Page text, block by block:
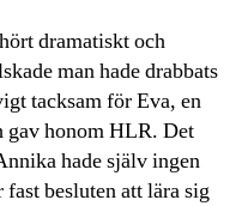
dramatiskt och
man hade drabbats
tacksam för Eva, en
gav honom HLR. Det
hade själv ingen
besluten att lära sig